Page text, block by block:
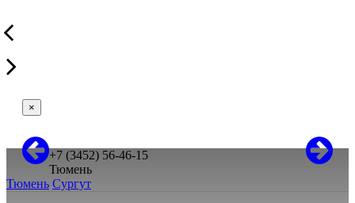
×
+7 (3452) 56-46-15
Тюмень
Тюмень Сургут